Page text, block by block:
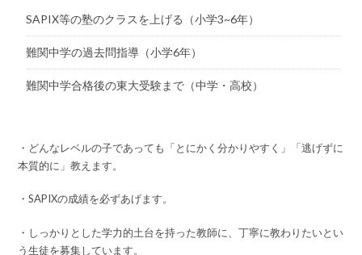
SAPIX等の塾のクラスを上げる（小学3~6年）
難関中学の過去問指導（小学6年）
難関中学合格後の東大受験まで（中学・高校）
・どんなレベルの子であっても「とにかく分かりやすく」「逃げずに
本質的に」教えます。
・SAPIXの成績を必ずあげます。
・しっかりとした学力的土台を持った教師に、丁寧に教わりたいとい
う生徒を募集しています。